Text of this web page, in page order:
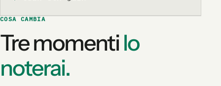
COSA CAMBIA
Tre momentilo
noterai.